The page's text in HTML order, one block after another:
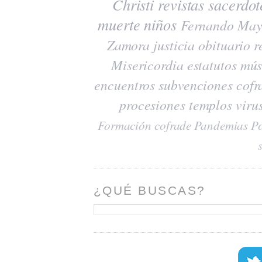
Christi revistas
muerte niños Fernando
Zamora justicia obituario
Misericordia estatutos
encuentrossubvenciones
procesiones templos
Formación cofradePandemias
¿QUÉ BUSCAS?